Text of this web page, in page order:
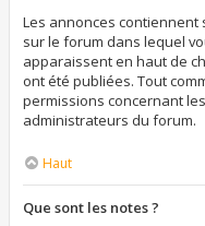
Les annonces
sur le forum dans lequel
apparaissent en haut de
ont été publiées. Tout
permissions concernant
administrateurs du forum.
Haut
Que sont les notes ?